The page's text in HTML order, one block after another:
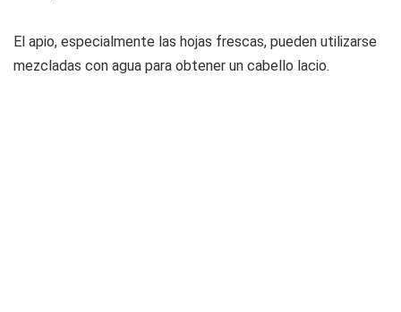
El apio, especialmente las hojas frescas, pueden utilizarse
mezcladas con agua para obtener un cabello lacio.